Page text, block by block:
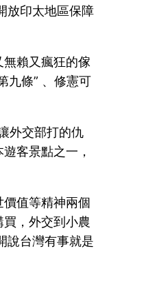
放印太地區保障
賴又瘋狂的傢
九條” 、修憲可
外交部打的仇
客景點之一，
值等精神兩個
，外交到小農
說台灣有事就是